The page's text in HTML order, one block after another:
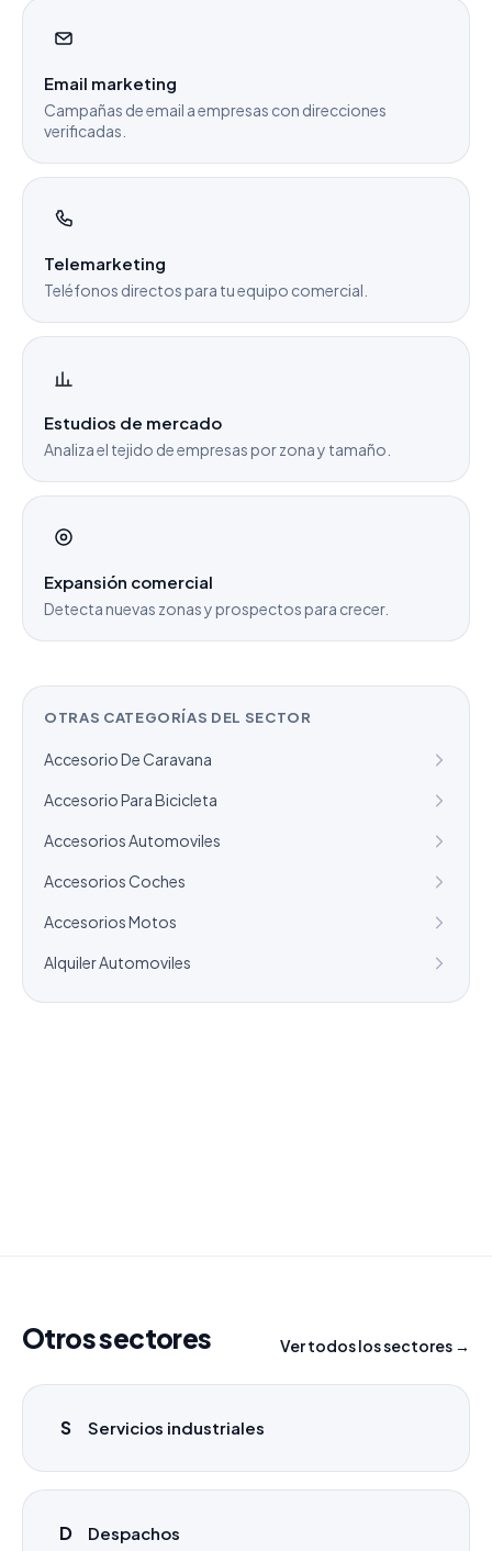
Email marketing
Campañas de email a empresas con direcciones
verificadas.
Telemarketing
Teléfonos directos para tu equipo comercial.
Estudios de mercado
Analiza el tejido de empresas por zona y tamaño.
Expansión comercial
Detecta nuevas zonas y prospectos para crecer.
OTRAS CATEGORÍAS DEL SECTOR
Accesorio De Caravana
Accesorio Para Bicicleta
Accesorios Automoviles
Accesorios Coches
Accesorios Motos
Alquiler Automoviles
Otros sectores Ver todos los sectores →
S Servicios industriales
D Despachos